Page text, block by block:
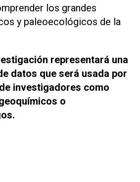
los grandes
y paleoecológicos de la
representará una
datos que será usada por
investigadores como
o